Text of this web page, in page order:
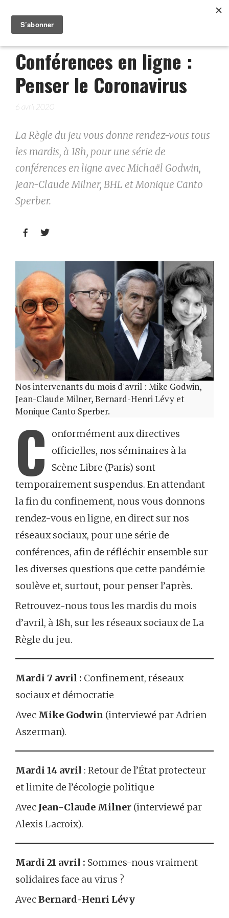
Conférences en ligne :
Penser le Coronavirus
6 avril 2020
La Règle du jeu vous donne rendez-vous tous
les mardis, à 18h, pour une série de
conférences en ligne avec Michaël Godwin,
Jean-Claude Milner, BHL et Monique Canto
Sperber.
 
Nos intervenants du mois d'avril : Mike Godwin,
Jean-Claude Milner, Bernard-Henri Lévy et
Monique Canto Sperber.
C
onformément aux directives
officielles, nos séminaires à la
Scène Libre (Paris) sont
temporairement suspendus. En attendant
la fin du confinement, nous vous donnons
rendez-vous en ligne, en direct sur nos
réseaux sociaux, pour une série de
conférences, afin de réfléchir ensemble sur
les diverses questions que cette pandémie
soulève et, surtout, pour penser l’après.
Retrouvez-nous tous les mardis du mois
d’avril, à 18h, sur les réseaux sociaux de La
Règle du jeu.
Mardi 7 avril : Confinement, réseaux
sociaux et démocratie
Avec Mike Godwin (interviewé par Adrien
Aszerman).
Mardi 14 avril : Retour de l’État protecteur
et limite de l’écologie politique
Avec Jean-Claude Milner (interviewé par
Alexis Lacroix).
Mardi 21 avril : Sommes-nous vraiment
solidaires face au virus ?
AvecBernard-Henri Lévy